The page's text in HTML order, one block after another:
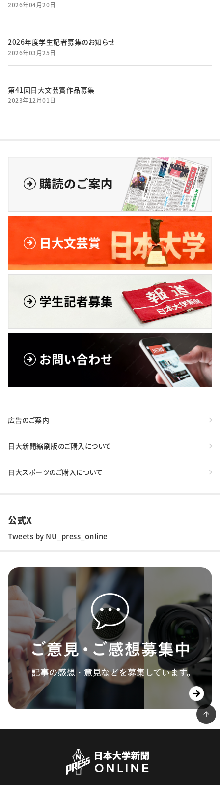
2026年04月20日
2026年度学生記者募集のお知らせ
2026年03月25日
第41回日大文芸賞作品募集
2023年12月01日
広告のご案内
日大新聞縮刷版のご購入について
日大スポーツのご購入について
公式X
Tweets by NU_press_online